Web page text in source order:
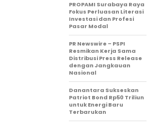
PROPAMI Surabaya Raya
Fokus Perluasan Literasi
Investasi dan Profesi
Pasar Modal
PR Newswire – PSPI
Resmikan Kerja Sama
Distribusi Press Release
dengan Jangkauan
Nasional
Danantara Sukseskan
Patriot Bond Rp50 Triliun
untuk Energi Baru
Terbarukan